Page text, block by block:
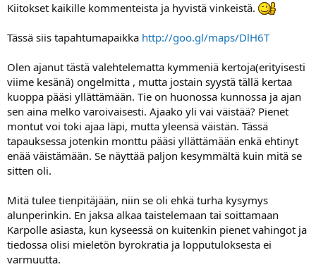
Kiitokset kaikille kommenteista ja hyvistä vinkeistä.
Tässä siis tapahtumapaikka http://goo.gl/maps/DlH6T
Olen ajanut tästä valehtelematta kymmeniä kertoja(erityisesti
viime kesänä) ongelmitta , mutta jostain syystä tällä kertaa
kuoppa pääsi yllättämään. Tie on huonossa kunnossa ja ajan
sen aina melko varoivaisesti. Ajaako yli vai väistää? Pienet
montut voi toki ajaa läpi, mutta yleensä väistän. Tässä
tapauksessa jotenkin monttu pääsi yllättämään enkä ehtinyt
enää väistämään. Se näyttää paljon kesymmältä kuin mitä se
sitten oli.
Mitä tulee tienpitäjään, niin se oli ehkä turha kysymys
alunperinkin. En jaksa alkaa taistelemaan tai soittamaan
Karpolle asiasta, kun kyseessä on kuitenkin pienet vahingot ja
tiedossa olisi mieletön byrokratia ja lopputuloksesta ei
varmuutta.